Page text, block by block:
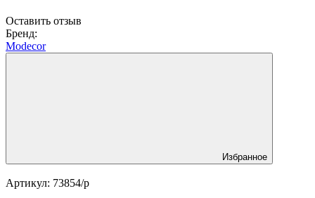
Оставить отзыв
Бренд:
Modecor
Избранное
Артикул: 73854/p